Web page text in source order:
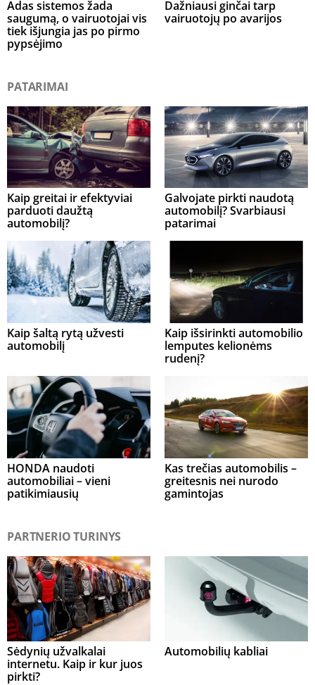
Adas sistemos žada
saugumą, o vairuotojai vis
tiek išjungia jas po pirmo
pypsėjimo
Dažniausi ginčai tarp
vairuotojų po avarijos
PATARIMAI
Kaip greitai ir efektyviai
parduoti daužtą
automobilį?
Galvojate pirkti naudotą
automobilį? Svarbiausi
patarimai
Kaip šaltą rytą užvesti
automobilį
Kaip išsirinkti automobilio
lemputes kelionėms
rudenį?
HONDA naudoti
automobiliai – vieni
patikimiausių
Kas trečias automobilis –
greitesnis nei nurodo
gamintojas
PARTNERIO TURINYS
Sėdynių užvalkalai
internetu. Kaip ir kur juos
pirkti?
Automobilių kabliai